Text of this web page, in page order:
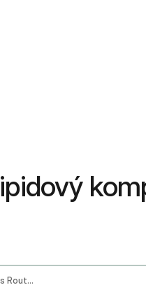
Amphotericin B Lipid Complex Intravenous Route Injection Route